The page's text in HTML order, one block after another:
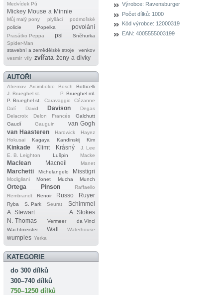
Medvídek Pú
Mickey Mouse a Minnie
Můj malý pony plyšáci
podmořské
policie
Popelka povolání
Prasátko Peppa psi
Sněhurka
Spider‐Man
stavební a zemědělské stroje
venkov
vesmír víly zvířata ženy a dívky
AUTOŘI
Afremov Arcimboldo Bosch
Botticelli
J. Brueghel st.
P. Brueghel ml.
P. Brueghel st.
Caravaggio
Cézanne
Dalí
David Davison
Degas
Delacroix
Delon Francés
Galchutt
Gaudí
Gauguin
van Gogh
van Haasteren
Hardwick
Hayez
Hokusai
Kagaya Kandinskij Kim
Kinkade Klimt Krásný
J. Lee
E. B. Leighton
Lušpin Macke
Maclean Macneil Manet
Marchetti Michelangelo Misstigri
Modigliani Monet Mucha Munch
Ortega Pinson
Raffaello
Rembrandt
Renoir Russo Ruyer
Ryba S. Park Seurat
Schimmel
A. Stewart
A. Stokes
N. Thomas
Vermeer
da Vinci
Wachtmeister
Wall Waterhouse
wumples Yerka
KATEGORIE
do 300 dílků
300–740 dílků
750–1250 dílků
Výrobce: Ravensburger
Počet dílků: 1000
Kód výrobce: 12000319
EAN: 4005555003199